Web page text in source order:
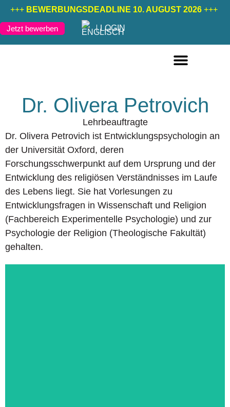
+++ BEWERBUNGSDEADLINE 10. AUGUST 2026 +++
Jetzt bewerben LOGIN
Dr. Olivera Petrovich
Lehrbeauftragte
Dr. Olivera Petrovich ist Entwicklungspsychologin an
der Universität Oxford, deren
Forschungsschwerpunkt auf dem Ursprung und der
Entwicklung des religiösen Verständnisses im Laufe
des Lebens liegt. Sie hat Vorlesungen zu
Entwicklungsfragen in Wissenschaft und Religion
(Fachbereich Experimentelle Psychologie) und zur
Psychologie der Religion (Theologische Fakultät)
gehalten.